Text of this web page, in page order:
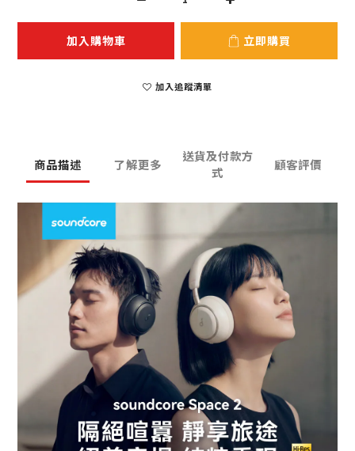
加入購物車 立即購買
加入追蹤清單
商品描述 了解更多
送貨及付款方
式
顧客評價